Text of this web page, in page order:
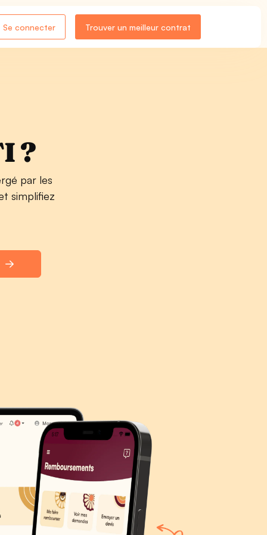
Se connecter Trouver un meilleur contrat
?
par les
simplifiez